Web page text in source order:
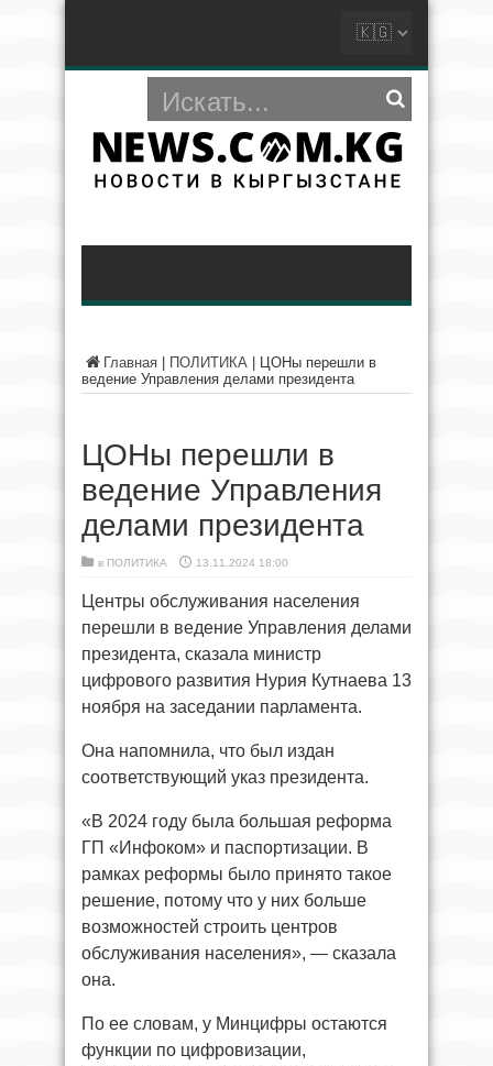
Главная ПОЛИТИКА
ЦОНы перешли в
ведение Управления делами президента
ЦОНы перешли в
ведение Управления
делами президента
в ПОЛИТИКА 13.11.2024 18:00
Центры обслуживания населения
перешли в ведение Управления делами
президента, сказала министр
цифрового развития Нурия Кутнаева 13
ноября на заседании парламента.
Она напомнила, что был издан
соответствующий указ президента.
«В 2024 году была большая реформа
ГП «Инфоком» и паспортизации. В
рамках реформы было принято такое
решение, потому что у них больше
возможностей строить центров
обслуживания населения», — сказала
она.
По ее словам, у Минцифры остаются
функции по цифровизации,